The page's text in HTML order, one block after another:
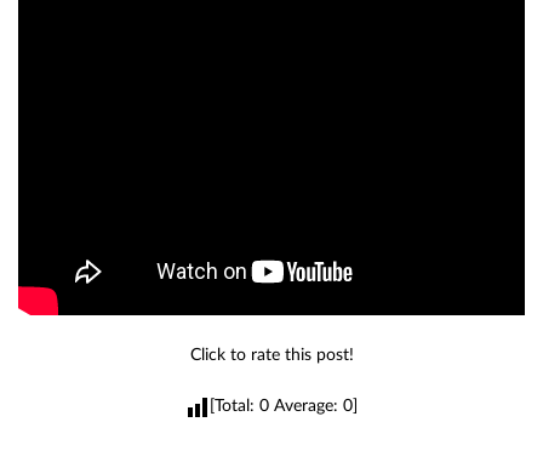
Click to rate this post!
[Total: 0 Average: 0